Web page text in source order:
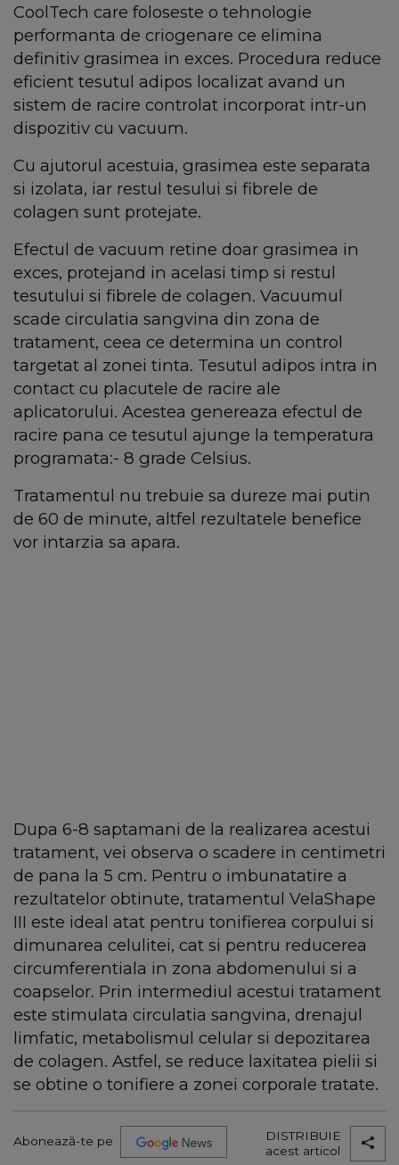
CoolTech care foloseste o tehnologie
performanta de criogenare ce elimina
definitiv grasimea in exces. Procedura reduce
eficient tesutul adipos localizat avand un
sistem de racire controlat incorporat intr-un
dispozitiv cu vacuum.
Cu ajutorul acestuia, grasimea este separata
si izolata, iar restul tesului si fibrele de
colagen sunt protejate.
Efectul de vacuum retine doar grasimea in
exces, protejand in acelasi timp si restul
tesutului si fibrele de colagen. Vacuumul
scade circulatia sangvina din zona de
tratament, ceea ce determina un control
targetat al zonei tinta. Tesutul adipos intra in
contact cu placutele de racire ale
aplicatorului. Acestea genereaza efectul de
racire pana ce tesutul ajunge la temperatura
programata:- 8 grade Celsius.
Tratamentul nu trebuie sa dureze mai putin
de 60 de minute, altfel rezultatele benefice
vor intarzia sa apara.
Dupa 6-8 saptamani de la realizarea acestui
tratament, vei observa o scadere in centimetri
de pana la 5 cm. Pentru o imbunatatire a
rezultatelor obtinute, tratamentul VelaShape
III este ideal atat pentru tonifierea corpului si
dimunarea celulitei, cat si pentru reducerea
circumferentiala in zona abdomenului si a
coapselor. Prin intermediul acestui tratament
este stimulata circulatia sangvina, drenajul
limfatic, metabolismul celular si depozitarea
de colagen. Astfel, se reduce laxitatea pielii si
se obtine o tonifiere a zonei corporale tratate.
Abonează-te pe
DISTRIBUIE
acest articol